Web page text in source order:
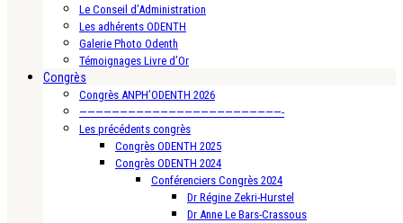
Le Conseil d’Administration
Les adhérents ODENTH
Galerie Photo Odenth
Témoignages Livre d’Or
Congrès
Congrès ANPH’ODENTH 2026
—————————————————————————-
Les précédents congrès
Congrès ODENTH 2025
Congrès ODENTH 2024
Conférenciers Congrès 2024
Dr Régine Zekri-Hurstel
Dr Anne Le Bars-Crassous